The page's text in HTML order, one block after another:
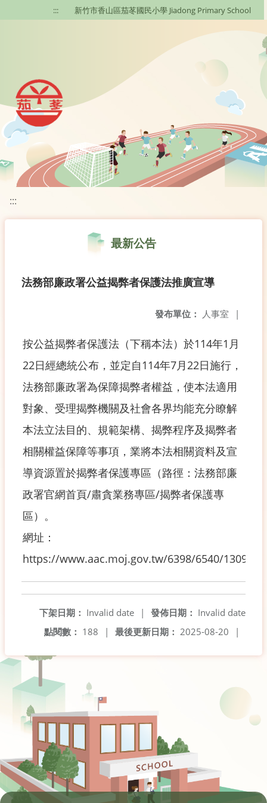
移至網頁之主要內容區位置
::: 新竹市香山區茄苳國民小學 Jiadong Primary School
:::
最新公告
法務部廉政署公益揭弊者保護法推廣宣導
發布單位： 人事室 |
按公益揭弊者保護法（下稱本法）於114年1月
22日經總統公布，並定自114年7月22日施行，
法務部廉政署為保障揭弊者權益，使本法適用
對象、受理揭弊機關及社會各界均能充分瞭解
本法立法目的、規範架構、揭弊程序及揭弊者
相關權益保障等事項，業將本法相關資料及宣
導資源置於揭弊者保護專區（路徑：法務部廉
政署官網首頁/肅貪業務專區/揭弊者保護專
區）。
網址：
https://www.aac.moj.gov.tw/6398/6540/
發佈日期： Invalid date
下架日期： Invalid date
|
最後更新日期： 2025-08-20 |
點閱數： 188 |